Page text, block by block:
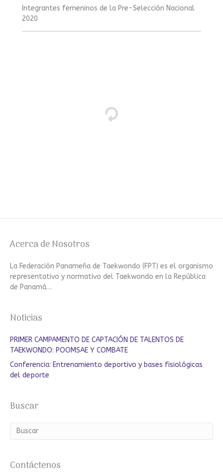
Integrantes femeninos de la Pre-Selección Nacional
2020
Acerca de Nosotros
La Federación Panameña de Taekwondo (FPT) es el organismo
representativo y normativo del Taekwondo en la República
de Panamá…
Noticias
PRIMER CAMPAMENTO DE CAPTACIÓN DE TALENTOS DE
TAEKWONDO: POOMSAE Y COMBATE
Conferencia: Entrenamiento deportivo y bases fisiológicas
del deporte
Buscar
Contáctenos